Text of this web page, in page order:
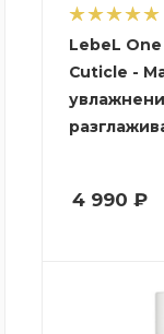
LebeL
Cuticle -
4 990 ₽